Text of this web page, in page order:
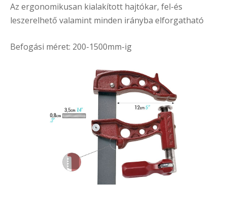
Az ergonomikusan kialakított hajtókar, fel-és
leszerelhető valamint minden irányba elforgatható
Befogási méret: 200-1500mm-ig